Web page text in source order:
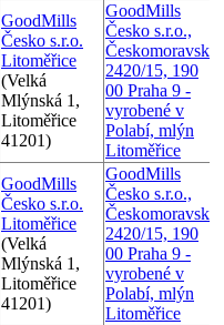
GoodMills
Česko s.r.o.
Litoměřice
(Velká
Mlýnská 1,
Litoměřice
41201)
GoodMills
Česko s.r.o.,
Českomoravská
2420/15, 190
00 Praha 9 -
vyrobené v
Polabí, mlýn
Litoměřice
GoodMills
Česko s.r.o.
Litoměřice
(Velká
Mlýnská 1,
Litoměřice
41201)
GoodMills
Česko s.r.o.,
Českomoravská
2420/15, 190
00 Praha 9 -
vyrobené v
Polabí, mlýn
Litoměřice